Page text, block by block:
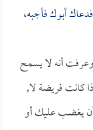
أبوك فأجبه،
أنه لا يسمح
كانت فريضة لا,
أن يغضب عليك أو